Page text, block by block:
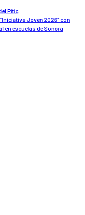
Pitic
Joven 2026” con
en escuelas de Sonora